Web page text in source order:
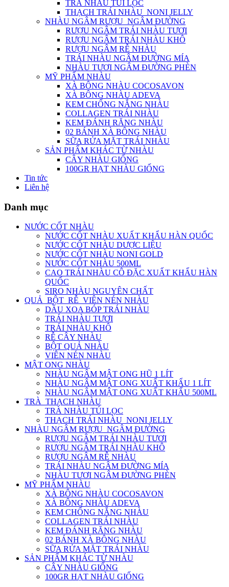
TRÀ NHÀU TÚI LỌC
THẠCH TRÁI NHÀU_NONI JELLY
NHÀU NGÂM RƯỢU_NGÂM ĐƯỜNG
RƯỢU NGÂM TRÁI NHÀU TƯƠI
RƯỢU NGÂM TRÁI NHÀU KHÔ
RƯỢU NGÂM RỄ NHÀU
TRÁI NHÀU NGÂM ĐƯỜNG MÍA
NHÀU TƯƠI NGÂM ĐƯỜNG PHÈN
MỸ PHẨM NHÀU
XÀ BÔNG NHÀU COCOSAVON
XÀ BÔNG NHÀU ADEVA
KEM CHỐNG NẮNG NHÀU
COLLAGEN TRÁI NHÀU
KEM ĐÁNH RĂNG NHÀU
02 BÁNH XÀ BÔNG NHÀU
SỮA RỬA MẶT TRÁI NHÀU
SẢN PHẨM KHÁC TỪ NHÀU
CÂY NHÀU GIỐNG
100GR HẠT NHÀU GIỐNG
Tin tức
Liên hệ
Danh mục
NƯỚC CỐT NHÀU
NƯỚC CỐT NHÀU XUẤT KHẨU HÀN QUỐC
NƯỚC CỐT NHÀU DƯỢC LIỆU
NƯỚC CỐT NHÀU NONI GOLD
NƯỚC CỐT NHÀU 500ML
CAO TRÁI NHÀU CÔ ĐẶC XUẤT KHẨU HÀN
QUỐC
SIRO NHÀU NGUYÊN CHẤT
QUẢ_BỘT_RỄ_VIÊN NÉN NHÀU
DẦU XOA BÓP TRÁI NHÀU
TRÁI NHÀU TƯƠI
TRÁI NHÀU KHÔ
RỄ CÂY NHÀU
BỘT QUẢ NHÀU
VIÊN NÉN NHÀU
MẬT ONG NHÀU
NHÀU NGÂM MẬT ONG HŨ 1 LÍT
NHÀU NGÂM MẬT ONG XUẤT KHẨU 1 LÍT
NHÀU NGÂM MẬT ONG XUẤT KHẨU 500ML
TRÀ_THẠCH NHÀU
TRÀ NHÀU TÚI LỌC
THẠCH TRÁI NHÀU_NONI JELLY
NHÀU NGÂM RƯỢU_NGÂM ĐƯỜNG
RƯỢU NGÂM TRÁI NHÀU TƯƠI
RƯỢU NGÂM TRÁI NHÀU KHÔ
RƯỢU NGÂM RỄ NHÀU
TRÁI NHÀU NGÂM ĐƯỜNG MÍA
NHÀU TƯƠI NGÂM ĐƯỜNG PHÈN
MỸ PHẨM NHÀU
XÀ BÔNG NHÀU COCOSAVON
XÀ BÔNG NHÀU ADEVA
KEM CHỐNG NẮNG NHÀU
COLLAGEN TRÁI NHÀU
KEM ĐÁNH RĂNG NHÀU
02 BÁNH XÀ BÔNG NHÀU
SỮA RỬA MẶT TRÁI NHÀU
SẢN PHẨM KHÁC TỪ NHÀU
CÂY NHÀU GIỐNG
100GR HẠT NHÀU GIỐNG